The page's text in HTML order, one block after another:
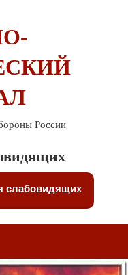
России
слабовидящих